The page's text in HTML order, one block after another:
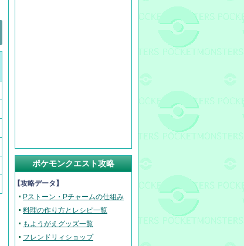
ポケモンクエスト攻略
【攻略データ】
Pストーン・Pチャームの仕組み
料理の作り方とレシピ一覧
もようがえグッズ一覧
フレンドリィショップ